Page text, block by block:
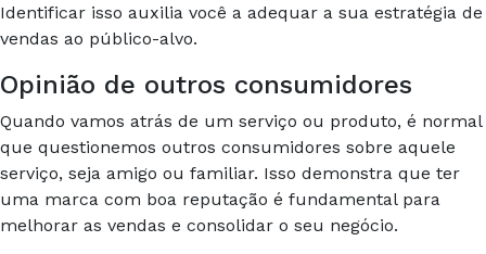
Identificar isso auxilia você a adequar a sua estratégia de
vendas ao público-alvo.
Opinião de outros consumidores
Quando vamos atrás de um serviço ou produto, é normal
que questionemos outros consumidores sobre aquele
serviço, seja amigo ou familiar. Isso demonstra que ter
uma marca com boa reputação é fundamental para
melhorar as vendas e consolidar o seu negócio.